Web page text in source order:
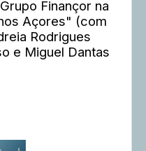
Finançor na
Açores" (com
Rodrigues
e Miguel Dantas